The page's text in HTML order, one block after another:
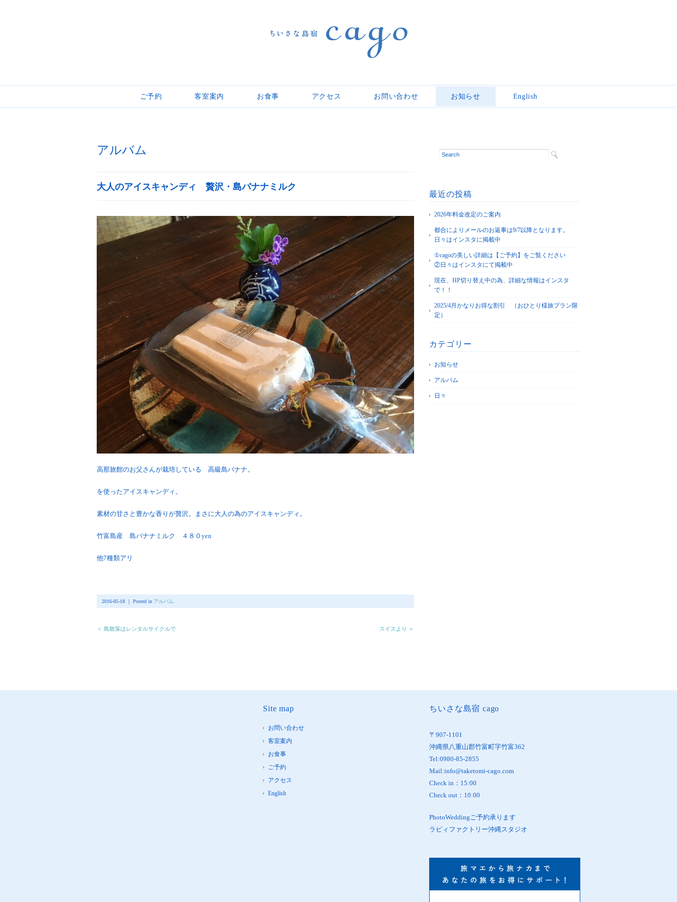
ご予約 客室案内 お食事 アクセス お問い合わせ お知らせ English
アルバム
大人のアイスキャンディ 贅沢・島バナナミルク
高那旅館のお父さんが栽培している 高級島バナナ。
を使ったアイスキャンディ。
素材の甘さと豊かな香りが贅沢。まさに大人の為のアイスキャンディ。
竹富島産 島バナナミルク ４８０yen
他7種類アリ
2016-05-18 ｜ Posted in アルバム
＜ 島散策はレンタルサイクルで スイスより ＞
最近の投稿
2026年料金改定のご案内
都合によりメールのお返事は9/7以降となります。
日々はインスタに掲載中
①cagoの美しい詳細は【ご予約】をご覧ください
②日々はインスタにて掲載中
現在、HP切り替え中の為、詳細な情報はインスタ
で！！
2025/4月かなりお得な割引 （おひとり様旅プラン限
定）
カテゴリー
お知らせ
アルバム
日々
Site map
お問い合わせ
客室案内
お食事
ご予約
アクセス
English
ちいさな島宿 cago
〒907-1101
沖縄県八重山郡竹富町字竹富362
Tel:0980-85-2855
Mail:info@taketomi-cago.com
Check in：15:00
Check out：10:00
PhotoWeddingご予約承ります
ラビィファクトリー沖縄スタジオ